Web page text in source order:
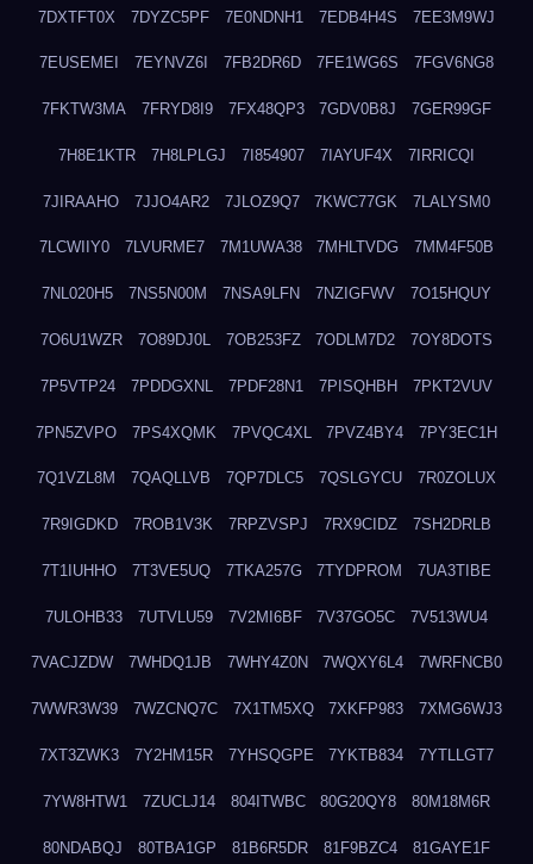
7DXTFT0X 7DYZC5PF 7E0NDNH1 7EDB4H4S 7EE3M9WJ
7EUSEMEI 7EYNVZ6I 7FB2DR6D 7FE1WG6S 7FGV6NG8
7FKTW3MA 7FRYD8I9 7FX48QP3 7GDV0B8J 7GER99GF
7H8E1KTR 7H8LPLGJ 7I854907 7IAYUF4X 7IRRICQI
7JIRAAHO 7JJO4AR2 7JLOZ9Q7 7KWC77GK 7LALYSM0
7LCWIIY0 7LVURME7 7M1UWA38 7MHLTVDG 7MM4F50B
7NL020H5 7NS5N00M 7NSA9LFN 7NZIGFWV 7O15HQUY
7O6U1WZR 7O89DJ0L 7OB253FZ 7ODLM7D2 7OY8DOTS
7P5VTP24 7PDDGXNL 7PDF28N1 7PISQHBH 7PKT2VUV
7PN5ZVPO 7PS4XQMK 7PVQC4XL 7PVZ4BY4 7PY3EC1H
7Q1VZL8M 7QAQLLVB 7QP7DLC5 7QSLGYCU 7R0ZOLUX
7R9IGDKD 7ROB1V3K 7RPZVSPJ 7RX9CIDZ 7SH2DRLB
7T1IUHHO 7T3VE5UQ 7TKA257G 7TYDPROM 7UA3TIBE
7ULOHB33 7UTVLU59 7V2MI6BF 7V37GO5C 7V513WU4
7VACJZDW 7WHDQ1JB 7WHY4Z0N 7WQXY6L4 7WRFNCB0
7WWR3W39 7WZCNQ7C 7X1TM5XQ 7XKFP983 7XMG6WJ3
7XT3ZWK3 7Y2HM15R 7YHSQGPE 7YKTB834 7YTLLGT7
7YW8HTW1 7ZUCLJ14 804ITWBC 80G20QY8 80M18M6R
80NDABQJ 80TBA1GP 81B6R5DR 81F9BZC4 81GAYE1F